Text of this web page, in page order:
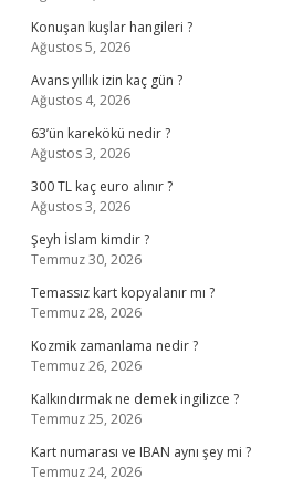
Konuşan kuşlar hangileri ?
Ağustos 5, 2026
Avans yıllık izin kaç gün ?
Ağustos 4, 2026
63’ün karekökü nedir ?
Ağustos 3, 2026
300 TL kaç euro alınır ?
Ağustos 3, 2026
Şeyh İslam kimdir ?
Temmuz 30, 2026
Temassız kart kopyalanır mı ?
Temmuz 28, 2026
Kozmik zamanlama nedir ?
Temmuz 26, 2026
Kalkındırmak ne demek ingilizce ?
Temmuz 25, 2026
Kart numarası ve IBAN aynı şey mi ?
Temmuz 24, 2026